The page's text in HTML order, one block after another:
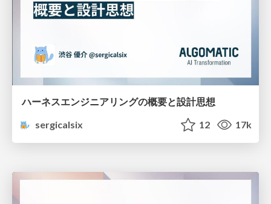
ハーネスエンジニアリングの概要と設計思想
sergicalsix
12 17k